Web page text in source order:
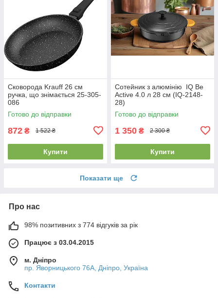
Сковорода Krauff 26 см
ручка, що знімається 25-305-
086
Готово до відправки
872 ₴ 1 522 ₴
Купити
Сотейник з алюмінію IQ Be
Active 4.0 л 28 см (IQ-2148-
28)
Готово до відправки
1 350 ₴ 2 300 ₴
Купити
Показати ще
Про нас
98% позитивних з 774 відгуків за рік
Працює з 03.04.2015
м. Дніпро
пр. Яворницького 76А, Дніпро, Україна
Контакти